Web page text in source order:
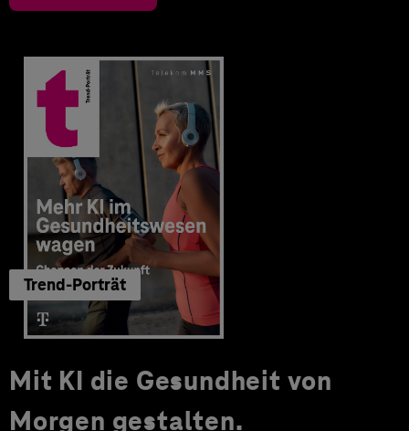
Trend-Porträt
Mit KI die Gesundheit von
Morgen gestalten.